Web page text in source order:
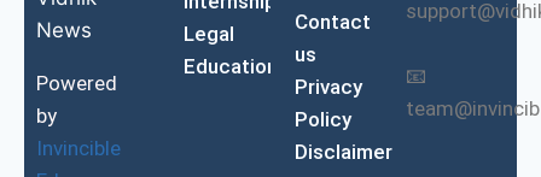
News
Powered
by
Invincible
Legal
Education
Contact
us
Privacy
Policy
Disclaimer
📧